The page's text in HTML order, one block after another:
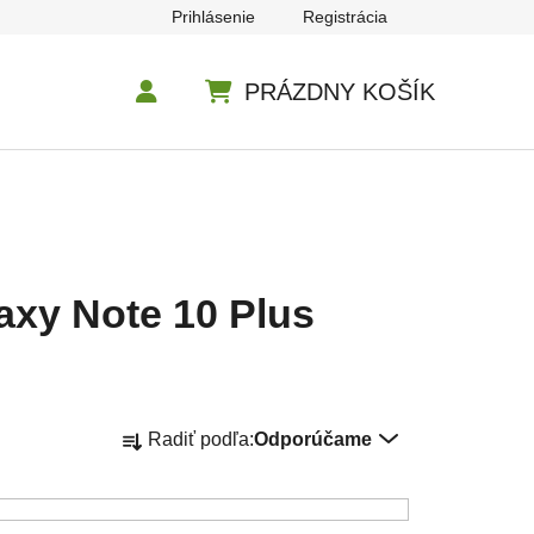
Prihlásenie Registrácia
PRÁZDNY KOŠÍK
Note 10 Plus
Radiť podľa:Odporúčame